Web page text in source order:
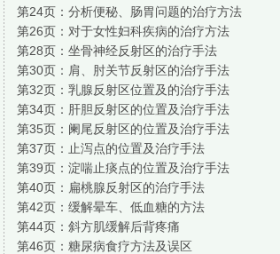
第24页： 分析便秘、肠胃问题的治疗方法
第26页： 对于女性妇科疾病的治疗方法
第28页： 坐骨神经反射区的治疗手法
第30页： 肩、肘关节反射区的治疗手法
第32页： 乳腺反射区位置及的治疗手法
第34页： 肝胆反射区的位置及治疗手法
第35页： 阑尾反射区的位置及治疗手法
第37页： 止泻点的位置及治疗手法
第39页： 淀喘止痰点的位置及治疗手法
第40页： 扁桃腺反射区的治疗手法
第42页： 缓解晕车、低血糖的方法
第44页： 斜方肌缓解后背疼痛
第46页： 糖尿病食疗方法及误区